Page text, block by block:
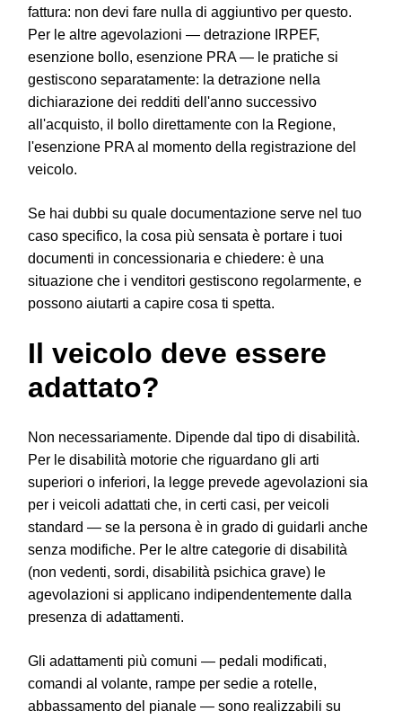
fattura: non devi fare nulla di aggiuntivo per questo.
Per le altre agevolazioni — detrazione IRPEF,
esenzione bollo, esenzione PRA — le pratiche si
gestiscono separatamente: la detrazione nella
dichiarazione dei redditi dell'anno successivo
all'acquisto, il bollo direttamente con la Regione,
l'esenzione PRA al momento della registrazione del
veicolo.
Se hai dubbi su quale documentazione serve nel tuo
caso specifico, la cosa più sensata è portare i tuoi
documenti in concessionaria e chiedere: è una
situazione che i venditori gestiscono regolarmente, e
possono aiutarti a capire cosa ti spetta.
Il veicolo deve essere
adattato?
Non necessariamente. Dipende dal tipo di disabilità.
Per le disabilità motorie che riguardano gli arti
superiori o inferiori, la legge prevede agevolazioni sia
per i veicoli adattati che, in certi casi, per veicoli
standard — se la persona è in grado di guidarli anche
senza modifiche. Per le altre categorie di disabilità
(non vedenti, sordi, disabilità psichica grave) le
agevolazioni si applicano indipendentemente dalla
presenza di adattamenti.
Gli adattamenti più comuni — pedali modificati,
comandi al volante, rampe per sedie a rotelle,
abbassamento del pianale — sono realizzabili su